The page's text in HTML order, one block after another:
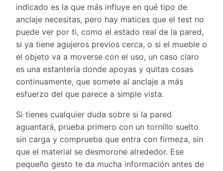
indicado es la que más influye en qué tipo de
anclaje necesitas, pero hay matices que el test no
puede ver por ti, como el estado real de la pared,
si ya tiene agujeros previos cerca, o si el mueble o
el objeto va a moverse con el uso, un caso claro
es una estantería donde apoyas y quitas cosas
continuamente, que somete al anclaje a más
esfuerzo del que parece a simple vista.
Si tienes cualquier duda sobre si la pared
aguantará, prueba primero con un tornillo suelto
sin carga y comprueba que entra con firmeza, sin
que el material se desmorone alrededor. Ese
pequeño gesto te da mucha información antes de